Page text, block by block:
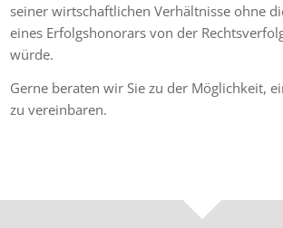
seiner wirtschaftlichen Verhältnisse ohne
eines Erfolgshonorars von der
würde.
Gerne beraten wir Sie zu der Möglichkeit,
zu vereinbaren.